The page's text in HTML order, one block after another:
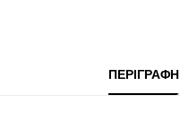
ΠΕΡΙΓΡΑΦΉ